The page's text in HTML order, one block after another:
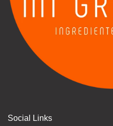
Social Links